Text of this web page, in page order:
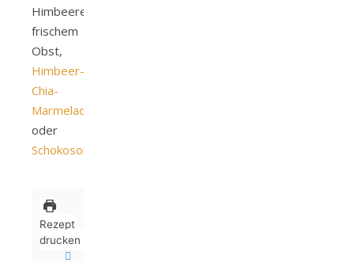
Himbeeren,
frischem
Obst,
Himbeer-
Chia-
Marmelade
oder
Schokosoße
Rezept
drucken